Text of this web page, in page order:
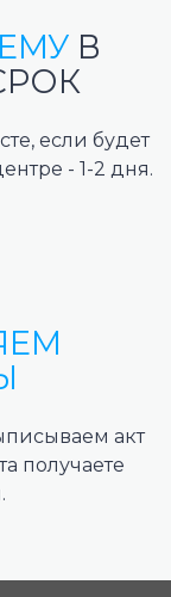
В
если будет
- 1-2 дня.
акт
получаете